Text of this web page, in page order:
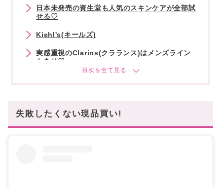
日本未発売の資生堂も人気のスキンケアが全部試
せる♡
Kiehl's(キールズ)
実感重視のClarins(クラランス)はメンズライン
もあり♡
プ
失敗したくない現品買い!